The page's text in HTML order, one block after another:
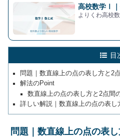
高校数学Ⅰ
よりくわ高校
目
問題｜数直線上の点の表し方と2
解法のPoint
数直線上の点の表し方と2点間
詳しい解説｜数直線上の点の表し
問題｜数直線上の点の表